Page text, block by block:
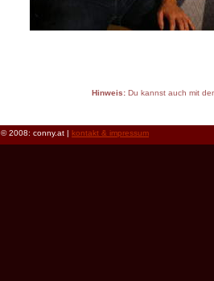
Hinweis:Du kannst auch mit
© 2008: conny.at | kontakt & impressum